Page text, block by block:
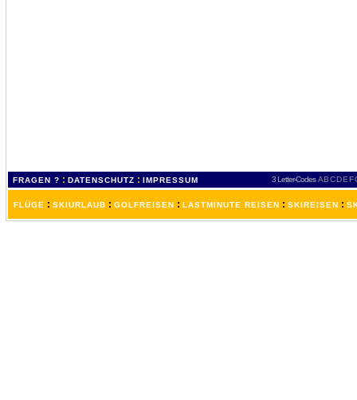
FRAGEN ? : DATENSCHUTZ : IMPRESSUM 3 Letter-Codes ABCDEF
FLÜGE : SKIURLAUB : GOLFREISEN : LASTMINUTE REISEN : SKIREISEN :